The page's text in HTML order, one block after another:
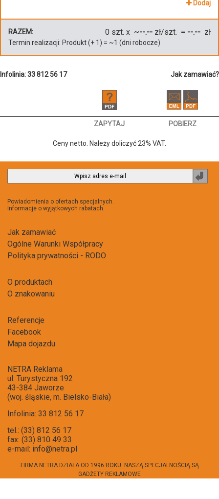
Dodaj
RAZEM: 0 szt. x ~--.-- zł/szt. = --.-- zł
Termin realizacji: Produkt(+ 1) = ~1 (dni robocze)
Infolinia: 33 812 56 17 Jak zamawiać?
ZAPYTAJ POBIERZ
Ceny netto. Należy doliczyć 23% VAT.
Powiadomienia o ofertach specjalnych.
Informacje o wyjątkowych rabatach.
Jak zamawiać
Ogólne Warunki Współpracy
Polityka prywatności - RODO
O produktach
O znakowaniu
Referencje
Facebook
Mapa dojazdu
NETRA Reklama
ul. Turystyczna 192
43-384 Jaworze
(woj. śląskie, m. Bielsko-Biała)
Infolinia: 33 812 56 17
tel.: (33) 812 56 17
fax: (33) 810 49 33
e-mail: info@netra.pl
FIRMA NETRA DZIAŁA OD 1996 ROKU. NASZĄ SPECJALNOŚCIĄ SĄ
GADŻETY REKLAMOWE